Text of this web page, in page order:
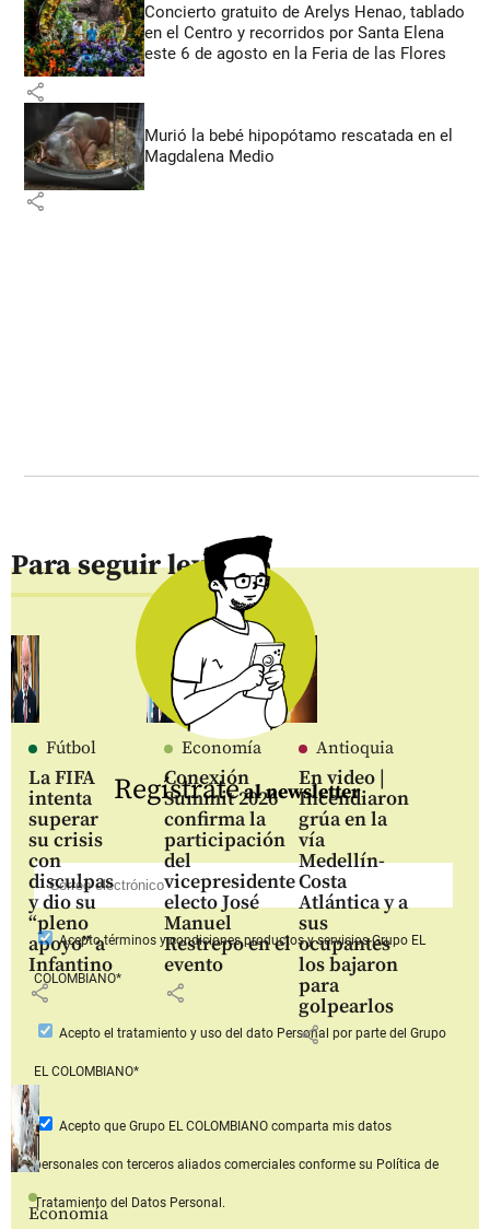
Concierto gratuito de Arelys Henao, tablado
en el Centro y recorridos por Santa Elena
este 6 de agosto en la Feria de las Flores
share
Murió la bebé hipopótamo rescatada en el
Magdalena Medio
share
Para seguir leyendo
Fútbol
La FIFA
intenta
superar
su crisis
con
disculpas
y dio su
“pleno
apoyo” a
Infantino
share
Economía
Conexión
Summit 2026
confirma la
participación
del
vicepresidente
electo José
Manuel
Restrepo en el
evento
share
Antioquia
En video |
Incendiaron
grúa en la
vía
Medellín-
Costa
Atlántica y a
sus
ocupantes
los bajaron
para
golpearlos
share
Economía
Regístrateal newsletter
Aceptotérminos y condiciones productos y serviciosGrupo EL
COLOMBIANO*
Acepto el tratamiento y uso del dato Personal por parte del Grupo
EL COLOMBIANO*
Acepto que Grupo EL COLOMBIANOcomparta mis datos
personales con terceros aliados comerciales conforme su Política de
Tratamiento del Datos Personal.